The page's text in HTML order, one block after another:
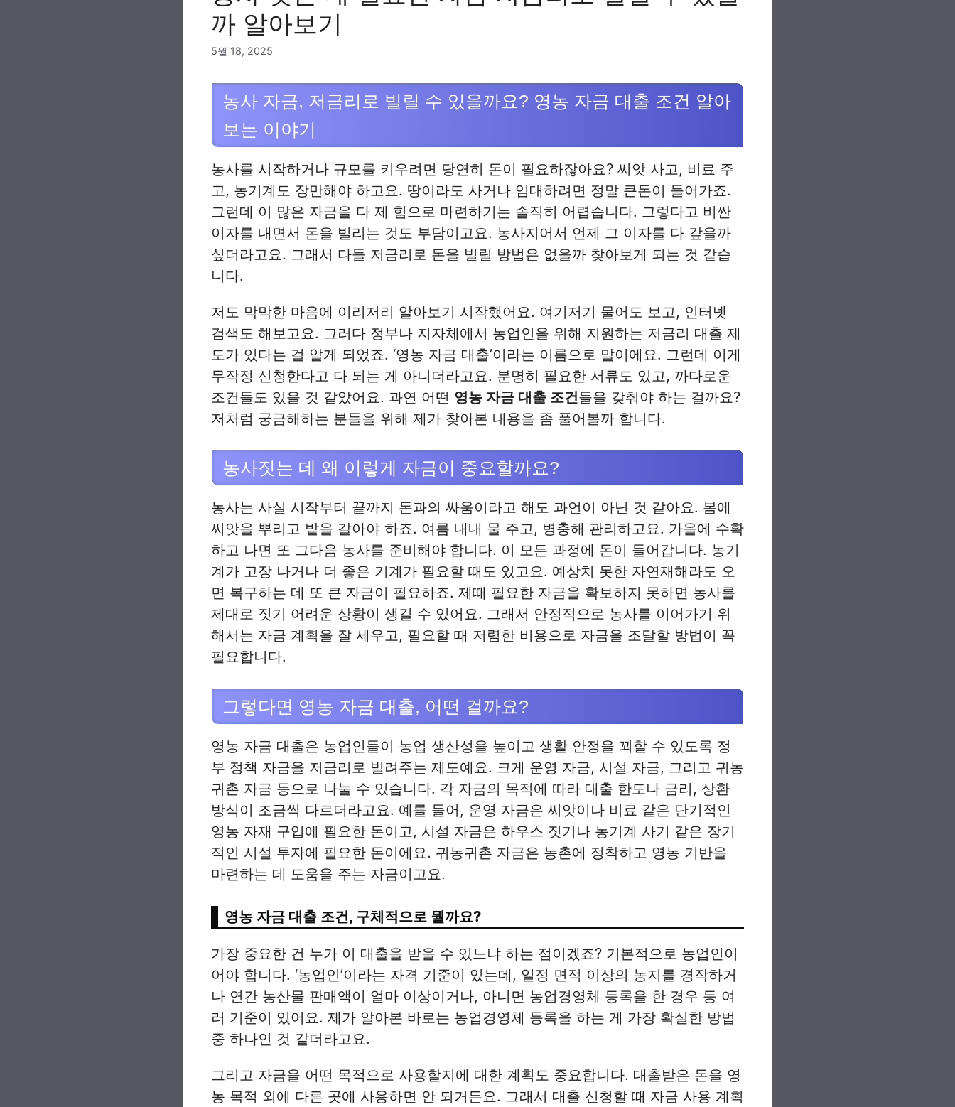
까 알아보기
5월 18, 2025
농사 자금, 저금리로 빌릴 수 있을까요? 영농 자금 대출 조건 알아
보는 이야기
농사를 시작하거나 규모를 키우려면 당연히 돈이 필요하잖아요? 씨앗 사고, 비료 주
고, 농기계도 장만해야 하고요. 땅이라도 사거나 임대하려면 정말 큰돈이 들어가죠.
그런데 이 많은 자금을 다 제 힘으로 마련하기는 솔직히 어렵습니다. 그렇다고 비싼
이자를 내면서 돈을 빌리는 것도 부담이고요. 농사지어서 언제 그 이자를 다 갚을까
싶더라고요. 그래서 다들 저금리로 돈을 빌릴 방법은 없을까 찾아보게 되는 것 같습
니다.
저도 막막한 마음에 이리저리 알아보기 시작했어요. 여기저기 물어도 보고, 인터넷
검색도 해보고요. 그러다 정부나 지자체에서 농업인을 위해 지원하는 저금리 대출 제
도가 있다는 걸 알게 되었죠. ‘영농 자금 대출’이라는 이름으로 말이에요. 그런데 이게
무작정 신청한다고 다 되는 게 아니더라고요. 분명히 필요한 서류도 있고, 까다로운
조건들도 있을 것 같았어요. 과연 어떤 영농 자금 대출 조건들을 갖춰야 하는 걸까요?
저처럼 궁금해하는 분들을 위해 제가 찾아본 내용을 좀 풀어볼까 합니다.
농사짓는 데 왜 이렇게 자금이 중요할까요?
농사는 사실 시작부터 끝까지 돈과의 싸움이라고 해도 과언이 아닌 것 같아요. 봄에
씨앗을 뿌리고 밭을 갈아야 하죠. 여름 내내 물 주고, 병충해 관리하고요. 가을에 수확
하고 나면 또 그다음 농사를 준비해야 합니다. 이 모든 과정에 돈이 들어갑니다. 농기
계가 고장 나거나 더 좋은 기계가 필요할 때도 있고요. 예상치 못한 자연재해라도 오
면 복구하는 데 또 큰 자금이 필요하죠. 제때 필요한 자금을 확보하지 못하면 농사를
제대로 짓기 어려운 상황이 생길 수 있어요. 그래서 안정적으로 농사를 이어가기 위
해서는 자금 계획을 잘 세우고, 필요할 때 저렴한 비용으로 자금을 조달할 방법이 꼭
필요합니다.
그렇다면 영농 자금 대출, 어떤 걸까요?
영농 자금 대출은 농업인들이 농업 생산성을 높이고 생활 안정을 꾀할 수 있도록 정
부 정책 자금을 저금리로 빌려주는 제도예요. 크게 운영 자금, 시설 자금, 그리고 귀농
귀촌 자금 등으로 나눌 수 있습니다. 각 자금의 목적에 따라 대출 한도나 금리, 상환
방식이 조금씩 다르더라고요. 예를 들어, 운영 자금은 씨앗이나 비료 같은 단기적인
영농 자재 구입에 필요한 돈이고, 시설 자금은 하우스 짓기나 농기계 사기 같은 장기
적인 시설 투자에 필요한 돈이에요. 귀농귀촌 자금은 농촌에 정착하고 영농 기반을
마련하는 데 도움을 주는 자금이고요.
영농 자금 대출 조건, 구체적으로 뭘까요?
가장 중요한 건 누가 이 대출을 받을 수 있느냐 하는 점이겠죠? 기본적으로 농업인이
어야 합니다. ‘농업인’이라는 자격 기준이 있는데, 일정 면적 이상의 농지를 경작하거
나 연간 농산물 판매액이 얼마 이상이거나, 아니면 농업경영체 등록을 한 경우 등 여
러 기준이 있어요. 제가 알아본 바로는 농업경영체 등록을 하는 게 가장 확실한 방법
중 하나인 것 같더라고요.
그리고 자금을 어떤 목적으로 사용할지에 대한 계획도 중요합니다. 대출받은 돈을 영
농 목적 외에 다른 곳에 사용하면 안 되거든요. 그래서 대출 신청할 때 자금 사용 계획